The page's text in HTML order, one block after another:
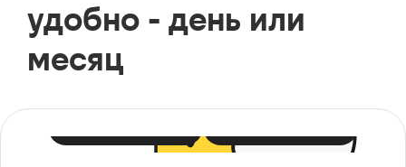
удобно - день или
месяц